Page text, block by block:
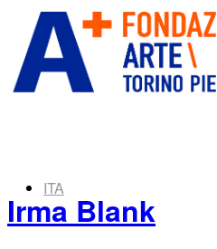
ITA
Irma Blank